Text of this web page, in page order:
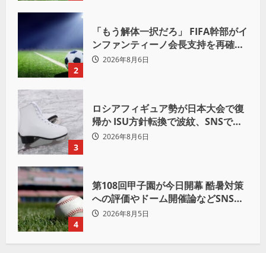
2
「もう解体一択だろ」 FIFA幹部がイ
ンファンティーノ会長支持を再確認
も 批判収まらず
2026年8月6日
3
ロシアフィギュア勢が日本大会で復
帰か ISU方針転換で波紋、SNSでは
賛否両論
2026年8月6日
4
第108回甲子園が今日開幕 酷暑対策
への評価やドーム開催論などSNSで
議論も
2026年8月5日